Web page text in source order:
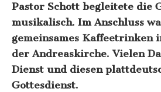
Pastor Schott begleitete die
musikalisch. Im Anschluss
gemeinsames Kaffeetrinken
der Andreaskirche. Vielen
Dienst und diesen
Gottesdienst.